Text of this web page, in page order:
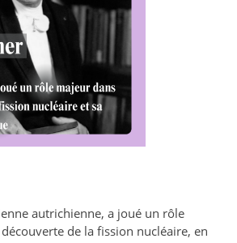
autrichienne, a joué un rôle
de la fission nucléaire, en